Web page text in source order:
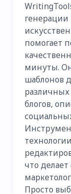
генерации
помогает
минуты.
шаблонов
различных
блогов,
что
Просто